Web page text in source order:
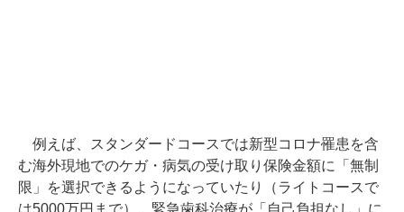
例えば、スタンダードコースでは新型コロナ罹患を含
む海外現地でのケガ・病気の受け取り保険金額に「無制
限」を選択できるようになっていたり（ライトコースで